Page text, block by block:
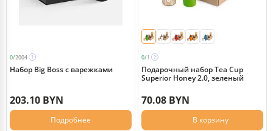
0/2004
Набор Big Boss с варежками
203.10 BYN
Подробнее
0/1
Подарочный набор Tea Cup
Superior Honey 2.0, зеленый
70.08 BYN
В корзину